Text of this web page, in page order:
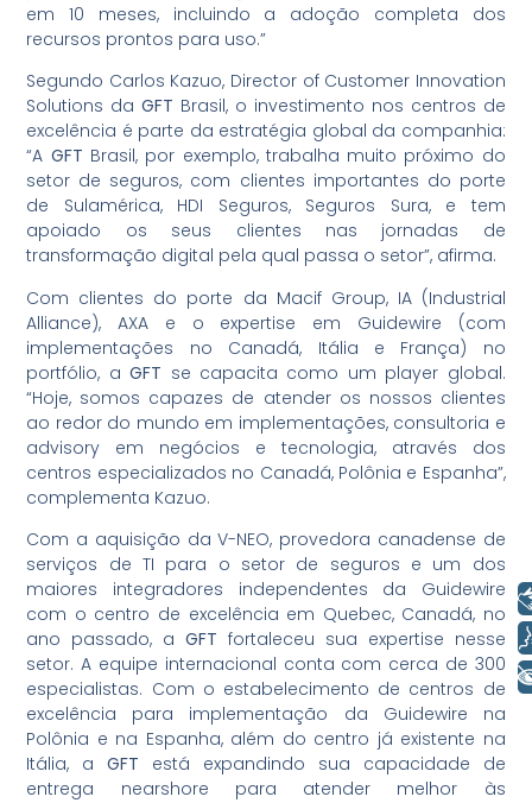
em 10 meses, incluindo a adoção completa dos
recursos prontos para uso.”
Segundo Carlos Kazuo, Director of Customer Innovation
Solutions daGFT Brasil, o investimento nos centros de
excelência é parte da estratégia global da companhia:
“A GFT Brasil, por exemplo, trabalha muito próximo do
setor de seguros, com clientes importantes do porte
de Sulamérica, HDI Seguros, Seguros Sura, e tem
apoiado os seus clientes nas jornadas de
transformação digital pela qual passa o setor”, afirma.
Com clientes do porte da Macif Group, IA (Industrial
Alliance), AXA e o expertise em Guidewire (com
implementações no Canadá, Itália e França) no
portfólio, aGFT se capacita como um player global.
“Hoje, somos capazes de atender os nossos clientes
ao redor do mundo em implementações, consultoria e
advisory em negócios e tecnologia, através dos
centros especializados no Canadá, Polônia e Espanha”,
complementa Kazuo.
Com a aquisição da V-NEO, provedora canadense de
serviços de TI para o setor de seguros e um dos
maiores integradores independentes da Guidewire
com o centro de excelência em Quebec, Canadá, no
ano passado, aGFT fortaleceu sua expertise nesse
setor. A equipe internacional conta com cerca de 300
especialistas. Com o estabelecimento de centros de
excelência para implementação da Guidewire na
Polônia e na Espanha, além do centro já existente na
Itália, aGFT está expandindo sua capacidade de
entrega nearshore para atender melhor às
Libras
Voz
+ Acessibilidade